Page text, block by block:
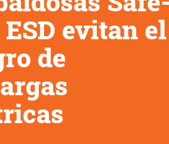
evitan el
de